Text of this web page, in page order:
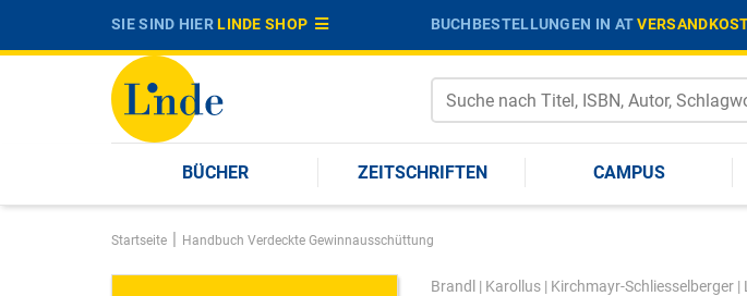
SIE SIND HIERLINDE SHOP BUCHBESTELLUNGEN IN AT
BÜCHER ZEITSCHRIFTEN CAMPUS
Startseite | Handbuch Verdeckte Gewinnausschüttung
Brandl | Karollus| Kirchmayr-Schliesselberger|